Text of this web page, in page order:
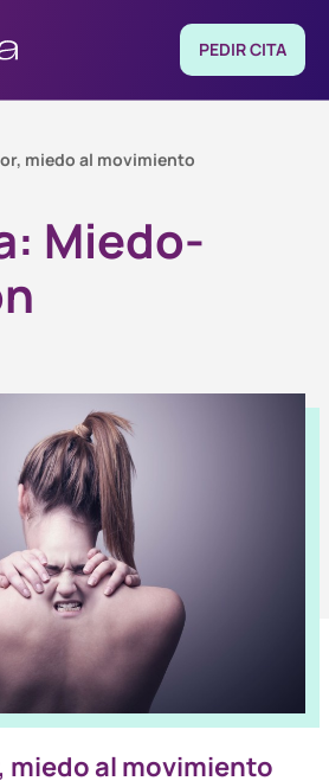
PEDIR CITA
miedo al movimiento
Miedo-
miedo al movimiento